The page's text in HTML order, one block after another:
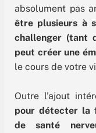
absolument pas
être plusieurs à
challenger (tant
peut créer une
le cours de votre
Outre l’ajout
pour détecter la
de santé